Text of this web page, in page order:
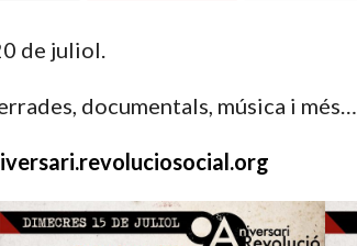
de juliol.
documentals, música i més…